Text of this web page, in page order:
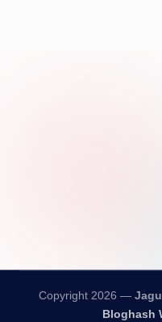
Copyright 2026 —
Bloghash